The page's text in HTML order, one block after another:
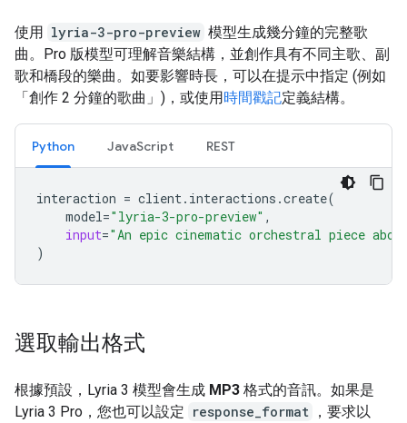
使用 lyria-3-pro-preview 模型生成幾分鐘的完整歌
曲。Pro 版模型可理解音樂結構，並創作具有不同主歌、副
歌和橋段的樂曲。如要影響時長，可以在提示中指定 (例如
「創作 2 分鐘的歌曲」)，或使用時間戳記定義結構。
Python JavaScript REST
interaction = client. interactions .create(
model="lyria-3-pro-preview" ,
input="An epic cinematic orchestral piece
)
選取輸出格式
根據預設，Lyria 3 模型會生成 MP3 格式的音訊。如果是
Lyria 3 Pro，您也可以設定 response_format ，要求以